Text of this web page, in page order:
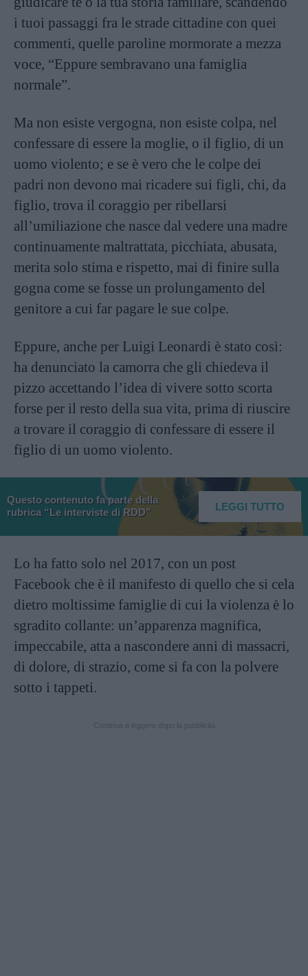
i tuoi passaggi fra le strade cittadine con quei
commenti, quelle paroline mormorate a mezza
voce, “Eppure sembravano una famiglia
normale”.
Ma non esiste vergogna, non esiste colpa, nel
confessare di essere la moglie, o il figlio, di un
uomo violento; e se è vero che le colpe dei
padri non devono mai ricadere sui figli, chi, da
figlio, trova il coraggio per ribellarsi
all’umiliazione che nasce dal vedere una madre
continuamente maltrattata, picchiata, abusata,
merita solo stima e rispetto, mai di finire sulla
gogna come se fosse un prolungamento del
genitore a cui far pagare le sue colpe.
Eppure, anche per Luigi Leonardi è stato così:
ha denunciato la camorra che gli chiedeva il
pizzo accettando l’idea di vivere sotto scorta
forse per il resto della sua vita, prima di riuscire
a trovare il coraggio di confessare di essere il
figlio di un uomo violento.
Questo contenuto fa parte della
rubrica “Le interviste di RDD”
LEGGI TUTTO
Lo ha fatto solo nel 2017, con un post
Facebook che è il manifesto di quello che si cela
dietro moltissime famiglie di cui la violenza è lo
sgradito collante: un’apparenza magnifica,
impeccabile, atta a nascondere anni di massacri,
di dolore, di strazio, come si fa con la polvere
sotto i tappeti.